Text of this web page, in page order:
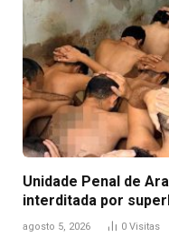
Unidade Penal de
interditada por
agosto 5, 2026 0 Visitas